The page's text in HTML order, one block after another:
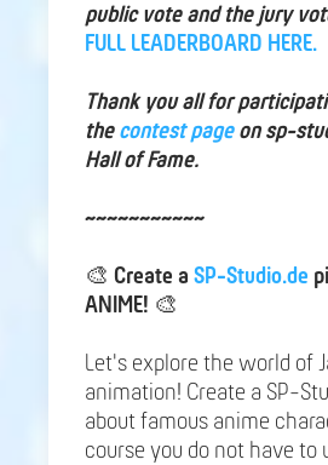
public vote and the jury
FULL LEADERBOARD HERE.
Thank you all for
the contest pageon sp-
Hall of Fame.
~~~~~~~~~~~
🎨 Create a SP-Studio.de
ANIME! 🎨
Let's explore the world of
animation! Create a SP-
about famous anime
course you do not have to